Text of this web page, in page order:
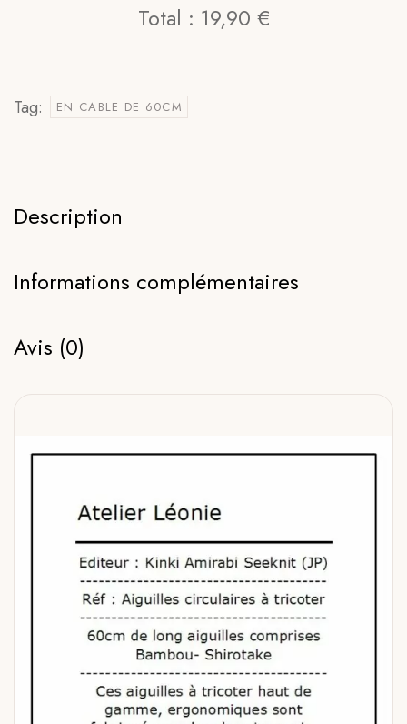
Total : 19,90 €
Tag: EN CABLE DE 60CM
Description
Informations complémentaires
Avis (0)